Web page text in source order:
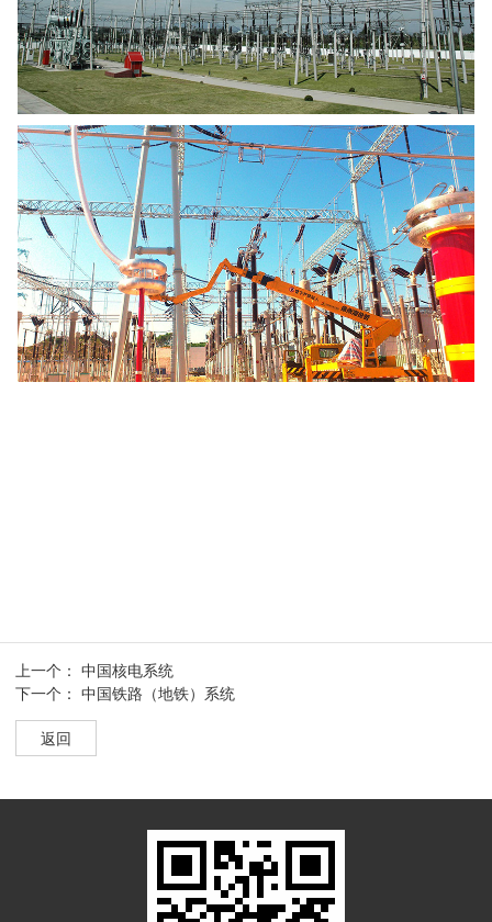
上一个：中国核电系统
下一个：中国铁路（地铁）系统
返回